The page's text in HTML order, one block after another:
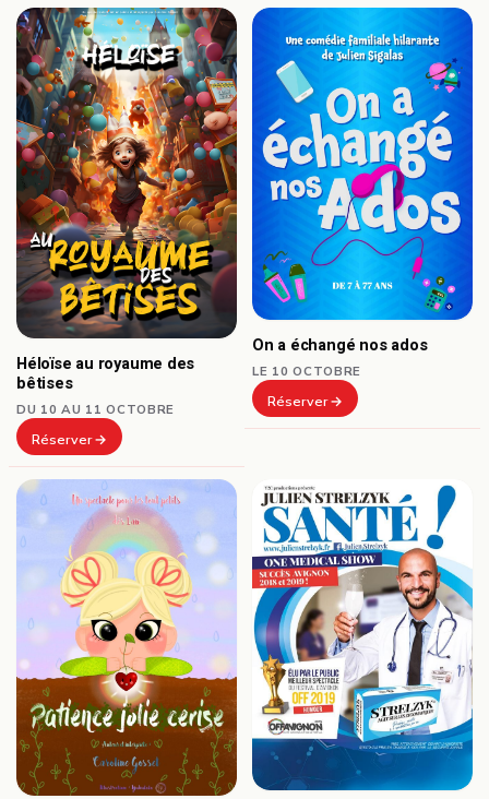
Héloïse au royaume des
bêtises
DU 10 AU 11 OCTOBRE
Réserver
On a échangé nos ados
LE 10 OCTOBRE
Réserver